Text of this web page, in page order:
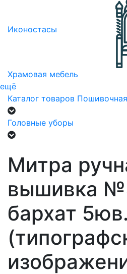
Иконостасы
Храмовая мебель
ещё
Каталог товаров
Головные уборы
Митра
вышивка
бархат